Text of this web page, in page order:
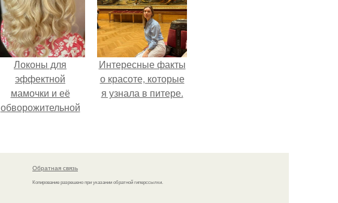
Локоны для
эффектной
мамочки и её
обворожительной
Интересные факты
о красоте, которые
я узнала в питере.
Обратная связь
Копирование разрешено при указании обратной гиперссылки.